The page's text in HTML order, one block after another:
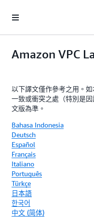
Amazon VPC
以下譯文僅作參考之用。
一致或衝突之處（特別是
文版為準。
Bahasa Indonesia
Deutsch
Español
Français
Italiano
Português
Türkçe
日本語
한국어
中文 (简体)